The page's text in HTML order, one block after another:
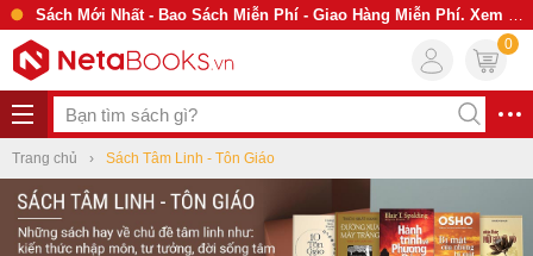
Sách Mới Nhất - Bao Sách Miễn Phí - Giao Hàng Miễn Phí. Xem Ngay
0
Trang chủ Sách Tâm Linh - Tôn Giáo